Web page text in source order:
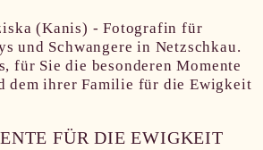
(Kanis) - Fotografin für
und Schwangere in Netzschkau.
für Sie die besonderen Momente
dem ihrer Familie für die Ewigkeit
FÜR DIE EWIGKEIT